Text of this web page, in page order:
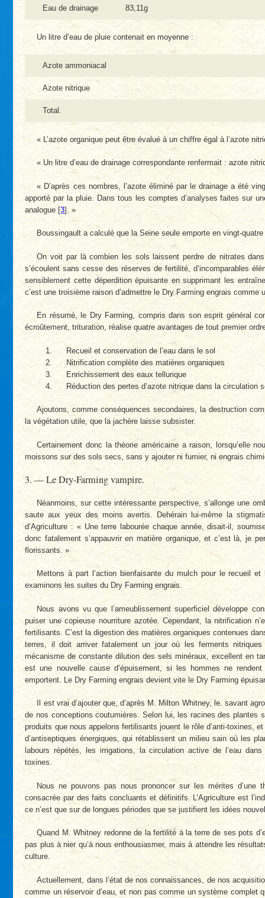
Eau de drainage 83,11g
Un litre d’eau de pluie contenait en moyenne :
Azote ammoniacal
Azote nitrique
Total.
« L’azote organique peut être évalué à un chiffre égal à l’azote
« Un litre d’eau de drainage correspondante renfermait : azote
« D’après ces nombres, l’azote éliminé par le drainage a été
apporté par la pluie. Dans tous les comptes d’analyses faites sur
analogue [3] . »
Boussingault a calculé que la Seine seule emporte en vingt-
On voit par là combien les sols laissent perdre de nitrates
s’écoulent sans cesse des réserves de fertilité, d’incomparables
sensiblement cette déperdition épuisante en supprimant les
c’est une troisième raison d’admettre le Dry Farming engrais comme
En résumé, le Dry Farming, compris dans son esprit général
écroûtement, trituration, réalise quatre avantages de tout premier
Recueil et conservation de l’eau dans le sol
Nitrification complète des matières organiques
Enrichissement des eaux tellurique
Réduction des pertes d’azote nitrique dans la circulation
Ajoutons, comme conséquences secondaires, la destruction
la végétation utile, que la jachère laisse subsister.
Certainement donc la théorie américaine a raison, lorsqu’elle
moissons sur des sols secs, sans y ajouter ni fumier, ni engrais
3. — Le Dry-Farming vampire.
Néanmoins, sur cette intéressante perspective, s’allonge une
saute aux yeux des moins avertis. Dehérain lui-même la
d’Agriculture : « Une terre labourée chaque année, disait-il,
donc fatalement s’appauvrir en matière organique, et c’est là, je
florissants. »
Mettons à part l’action bienfaisante du mulch pour le recueil
examinons les suites du Dry Farming engrais.
Nous avons vu que l’ameublissement superficiel développe
puiser une copieuse nourriture azotée. Cependant, la nitrification
fertilisants. C’est la digestion des matières organiques contenues
terres, il doit arriver fatalement un jour où les ferments
mécanisme de constante dilution des sels minéraux, excellent en
est une nouvelle cause d’épuisement, si les hommes ne
emportent. Le Dry Farming engrais devient vite le Dry Farming
Il est vrai d’ajouter que, d’après M. Milton Whitney, le. savant
de nos conceptions coutumières. Selon lui, les racines des plantes
produits que nous appelons fertilisants jouent le rôle d’anti-toxines,
d’antiseptiques énergiques, qui rétablissent un milieu sain où les
labours répétés, les irrigations, la circulation active de l’eau
toxines.
Nous ne pouvons pas nous prononcer sur les mérites
consacrée par des faits concluants et définitifs. L’Agriculture est
ce n’est que sur de longues périodes que se justifient les idées
Quand M. Whitney redonne de la fertilité à la terre de ses pots
pas plus à nier qu’à nous enthousiasmer, mais à attendre les
culture.
Actuellement, dans l’état de nos connaissances, de nos
comme un réservoir d’eau, et non pas comme un système